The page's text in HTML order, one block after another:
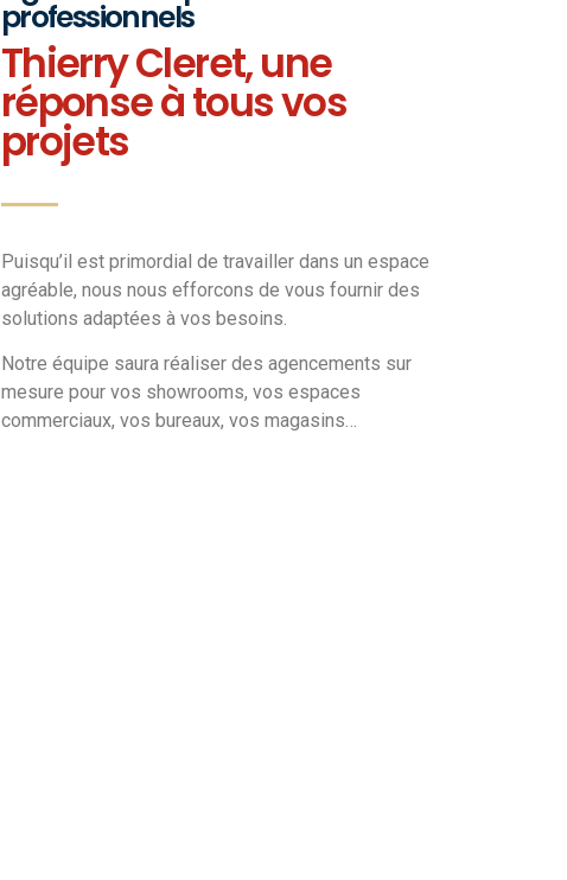
professionnels
Thierry Cleret, une
réponse à tous vos
projets
Puisqu’il est primordial de travailler dans un espace
agréable, nous nous efforcons de vous fournir des
solutions adaptées à vos besoins.
Notre équipe saura réaliser des agencements sur
mesure pour vos showrooms, vos espaces
commerciaux, vos bureaux, vos magasins…